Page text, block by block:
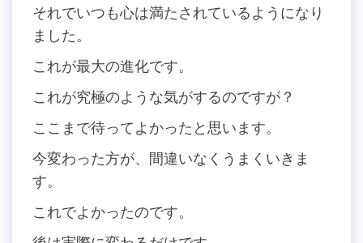
それでいつも心は満たされているようになり
ました。
これが最大の進化です。
これが究極のような気がするのですが？
ここまで待ってよかったと思います。
今変わった方が、間違いなくうまくいきま
す。
これでよかったのです。